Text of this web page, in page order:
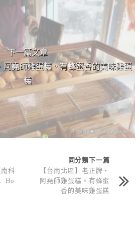
下一篇文章
堯師雞蛋糕。有蜂蜜香的美味雞蛋
糕
南科
Ho
同分類下一篇
【台南北區】老正牌‧
阿堯師雞蛋糕。有蜂蜜
香的美味雞蛋糕